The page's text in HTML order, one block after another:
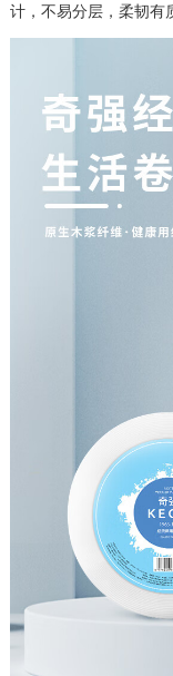
计，不易分层，柔韧有